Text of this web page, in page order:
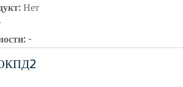
Нет
-
ОКПД2